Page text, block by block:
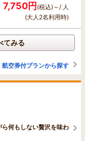
7,750円(税込)～/ 人
(大人2名利用時)
てみる
航空券付プランから探す
何もしない贅沢を味わ